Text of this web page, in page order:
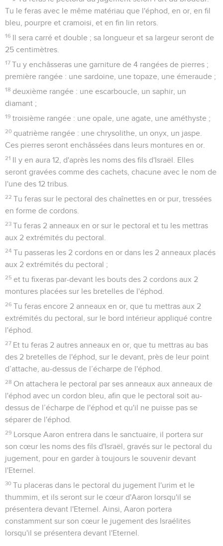
Tu le feras avec le même matériau que l'éphod, en or, en fil
bleu, pourpre et cramoisi, et en fin lin retors.
16 Il sera carré et double ; sa longueur et sa largeur seront de
25 centimètres.
17 Tu y enchâsseras une garniture de 4 rangées de pierres ;
première rangée : une sardoine, une topaze, une émeraude ;
18 deuxième rangée : une escarboucle, un saphir, un
diamant ;
19 troisième rangée : une opale, une agate, une améthyste ;
20 quatrième rangée : une chrysolithe, un onyx, un jaspe.
Ces pierres seront enchâssées dans leurs montures en or.
21 Il y en aura 12, d'après les noms des fils d'Israël. Elles
seront gravées comme des cachets, chacune avec le nom de
l'une des 12 tribus.
22 Tu feras sur le pectoral des chaînettes en or pur, tressées
en forme de cordons.
23 Tu feras 2 anneaux en or sur le pectoral et tu les mettras
aux 2 extrémités du pectoral.
24 Tu passeras les 2 cordons en or dans les 2 anneaux placés
aux 2 extrémités du pectoral ;
25 et tu fixeras par-devant les bouts des 2 cordons aux 2
montures placées sur les bretelles de l'éphod.
26 Tu feras encore 2 anneaux en or, que tu mettras aux 2
extrémités du pectoral, sur le bord intérieur appliqué contre
l'éphod.
27 Et tu feras 2 autres anneaux en or, que tu mettras au bas
des 2 bretelles de l'éphod, sur le devant, près de leur point
d’attache, au-dessus de l’écharpe de l'éphod.
28 On attachera le pectoral par ses anneaux aux anneaux de
l'éphod avec un cordon bleu, afin que le pectoral soit au-
dessus de l’écharpe de l'éphod et qu'il ne puisse pas se
séparer de l'éphod.
29 Lorsque Aaron entrera dans le sanctuaire, il portera sur
son cœur les noms des fils d'Israël, gravés sur le pectoral du
jugement, pour en garder à toujours le souvenir devant
l'Eternel.
30 Tu placeras dans le pectoral du jugement l'urim et le
thummim, et ils seront sur le cœur d'Aaron lorsqu'il se
présentera devant l'Eternel. Ainsi, Aaron portera
constamment sur son cœur le jugement des Israélites
lorsqu'il se présentera devant l'Eternel.